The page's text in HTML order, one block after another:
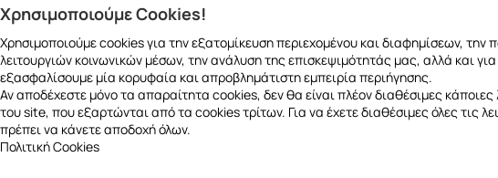
Χρησιμοποιούμε Cookies!
Χρησιμοποιούμε cookies για την εξατομίκευση περιεχομένου και διαφημίσεων, την
λειτουργιών κοινωνικών μέσων, την ανάλυση της επισκεψιμότητάς μας, αλλά και
εξασφαλίσουμε μία κορυφαία και απροβλημάτιστη εμπειρία περιήγησης.
Αν αποδέχεστε μόνο τα απαραίτητα cookies, δεν θα είναι πλέον διαθέσιμες κάποιες
του site, που εξαρτώνται από τα cookies τρίτων. Για να έχετε διαθέσιμες όλες τις
πρέπει να κάνετε αποδοχή όλων.
Πολιτική Cookies